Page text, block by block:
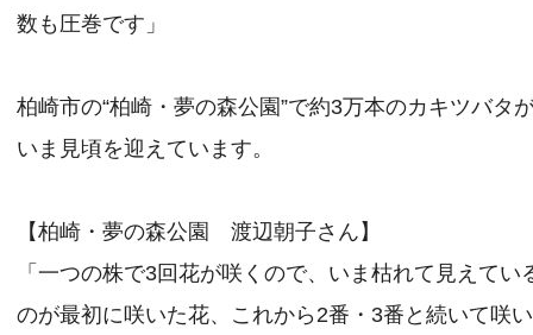
数も圧巻です」
柏崎市の“柏崎・夢の森公園”で約3万本のカキツバタ
いま見頃を迎えています。
【柏崎・夢の森公園 渡辺朝子さん】
「一つの株で3回花が咲くので、いま枯れて見えてい
のが最初に咲いた花、これから2番・3番と続いて咲い